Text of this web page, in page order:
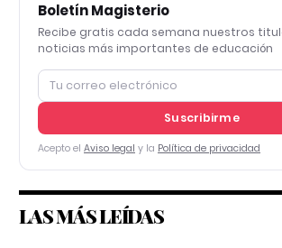
Boletín Magisterio
Recibe gratis cada semana nuestros
noticias más importantes de educación
Suscribirme
Acepto el Aviso legal y la Política de privacidad
LAS MÁS LEÍDAS